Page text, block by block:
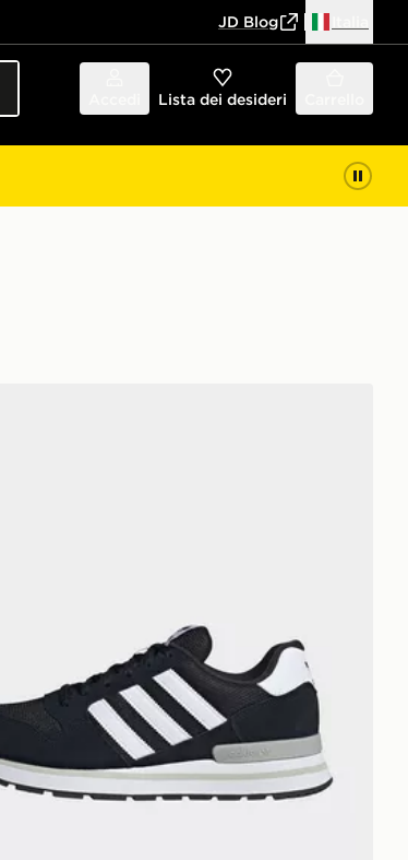
JD Blog
Lista dei desideri